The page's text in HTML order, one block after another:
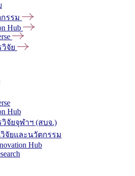
รรม
Hub
จัย
Hub
จัยจุฬาฯ (สบจ.)
จัยและนวัตกรรม
Hub